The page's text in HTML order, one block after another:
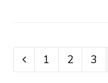
Vorheriger
Seite
1 Seite
2 3